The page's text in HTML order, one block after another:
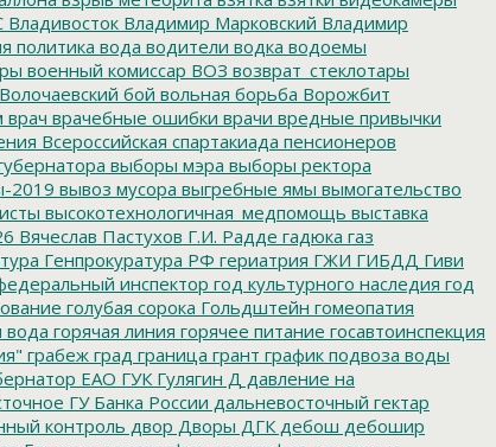
Владивосток Владимир Марковский Владимир
политика вода водители водка водоемы
военный комиссар ВОЗ возврат_стеклотары
Волочаевский бой вольная борьба Ворожбит
врач врачебные ошибки врачи вредные привычки
Всероссийская спартакиада пенсионеров
выборы мэра выборы ректора
2019 вывоз мусора выгребные ямы вымогательство
высокотехнологичная_медпомощь выставка
Вячеслав Пастухов Г.И. Радде гадюка газ
Генпрокуратура РФ гериатрия ГЖИ ГИБДД Гиви
инспектор год культурного наследия год
голубая сорока Гольдштейн гомеопатия
вода горячая линия горячее питание госавтоинспекция
грабеж град граница грант график подвоза воды
ЕАО ГУК Гулягин Д давление на
ГУ Банка России дальневосточный гектар
контроль двор Дворы ДГК дебош дебошир